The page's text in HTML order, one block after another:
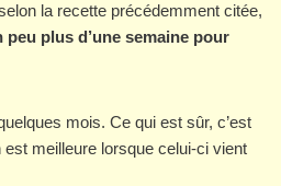
la recette précédemment citée,
peu plus d’une semaine pour
mois. Ce qui est sûr, c’est
meilleure lorsque celui-ci vient